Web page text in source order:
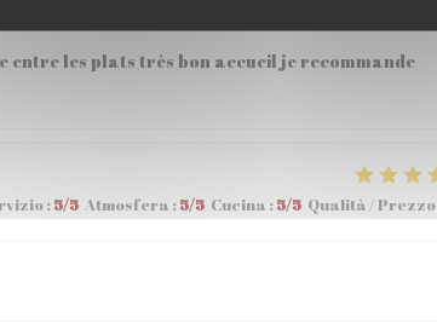
entre les plats très bon accueil je recommande
:5/5 Atmosfera :5/5 Cucina :5/5 Qualità / Prezzo